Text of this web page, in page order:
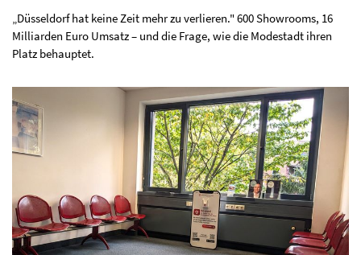
„Düsseldorf hat keine Zeit mehr zu verlieren." 600 Showrooms, 16
Milliarden Euro Umsatz – und die Frage, wie die Modestadt ihren
Platz behauptet.